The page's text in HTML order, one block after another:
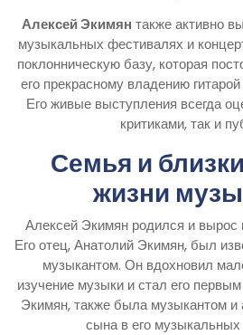
Алексей Экимян также активно
музыкальных фестивалях и
поклонническую базу, которая
его прекрасному владению
Его живые выступления всегда
критиками, так и
Семья и
жизни
Алексей Экимян родился и вырос
Его отец, Анатолий Экимян, был
музыкантом. Он вдохновил
изучение музыки и стал его
Экимян, также была музыкантом и
сына в его музыкальных